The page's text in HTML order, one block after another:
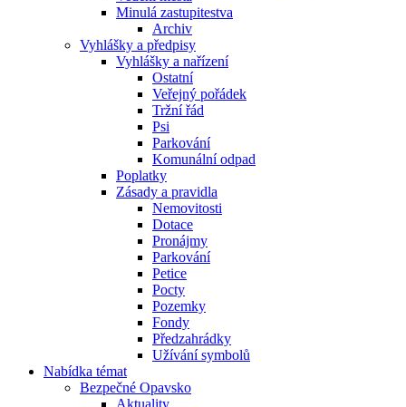
Minulá zastupitestva
Archiv
Vyhlášky a předpisy
Vyhlášky a nařízení
Ostatní
Veřejný pořádek
Tržní řád
Psi
Parkování
Komunální odpad
Poplatky
Zásady a pravidla
Nemovitosti
Dotace
Pronájmy
Parkování
Petice
Pocty
Pozemky
Fondy
Předzahrádky
Užívání symbolů
Nabídka témat
Bezpečné Opavsko